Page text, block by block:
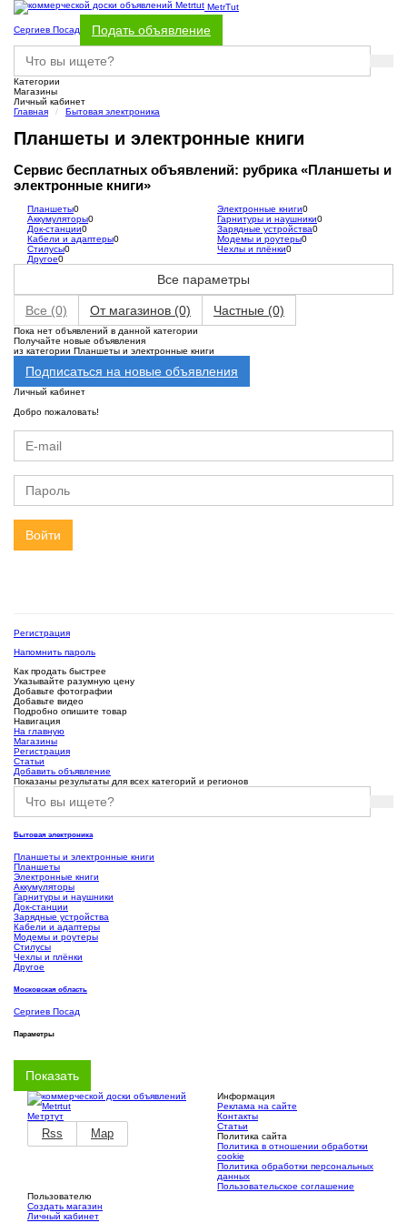
MetrTut
Сергиев Посад Подать объявление
Категории
Магазины
Личный кабинет
Главная
Бытовая электроника
Планшеты и электронные книги
Сервис бесплатных объявлений: рубрика «Планшеты и
электронные книги»
Планшеты0 Электронные книги0
Аккумуляторы0 Гарнитуры и наушники0
Док-станции0 Зарядные устройства0
Кабели и адаптеры0 Модемы и роутеры0
Стилусы0 Чехлы и плёнки0
Другое0
Все параметры
Все (0) От магазинов (0) Частные (0)
Пока нет объявлений в данной категории
Получайте новые объявления
из категории Планшеты и электронные книги
Подписаться на новые объявления
Личный кабинет
Добро пожаловать!
Войти
Регистрация
Напомнить пароль
Как продать быстрее
Указывайте разумную цену
Добавьте фотографии
Добавьте видео
Подробно опишите товар
Навигация
На главную
Магазины
Регистрация
Статьи
Добавить объявление
Показаны результаты для всех категорий и регионов
Бытовая электроника
Планшеты и электронные книги
Планшеты
Электронные книги
Аккумуляторы
Гарнитуры и наушники
Док-станции
Зарядные устройства
Кабели и адаптеры
Модемы и роутеры
Стилусы
Чехлы и плёнки
Другое
Московская область
Сергиев Посад
Параметры
Метртут
Rss Map
Информация
Реклама на сайте
Контакты
Статьи
Политика сайта
Политика в отношении обработки
cookie
Политика обработки персональных
данных
Пользовательское соглашение
Пользователю
Создать магазин
Личный кабинет